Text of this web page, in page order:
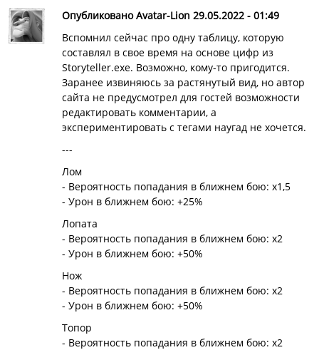
Опубликовано Avatar-Lion 29.05.2022 - 01:49
Вспомнил сейчас про одну таблицу, которую
составлял в свое время на основе цифр из
Storyteller.exe. Возможно, кому-то пригодится.
Заранее извиняюсь за растянутый вид, но автор
сайта не предусмотрел для гостей возможности
редактировать комментарии, а
экспериментировать с тегами наугад не хочется.
---
Лом
- Вероятность попадания в ближнем бою: х1,5
- Урон в ближнем бою: +25%
Лопата
- Вероятность попадания в ближнем бою: х2
- Урон в ближнем бою: +50%
Нож
- Вероятность попадания в ближнем бою: х2
- Урон в ближнем бою: +50%
Топор
- Вероятность попадания в ближнем бою: х2